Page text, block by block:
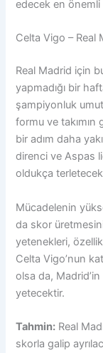
edecek en önemli
Celta Vigo – Real
Real Madrid için
yapmadığı bir
şampiyonluk
formu ve
bir adım daha
direnci ve Aspas
oldukça
Mücadelenin
da skor
yetenekleri,
Celta Vigo’nun
olsa da,
yetecektir.
Tahmin: Real
skorla galip